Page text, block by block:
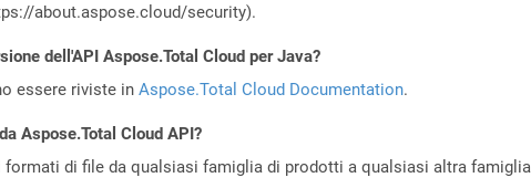
about.aspose.cloud/security).
dell'API Aspose.Total Cloud per Java?
essere riviste in Aspose.Total Cloud Documentation.
Aspose.Total Cloud API?
di file da qualsiasi famiglia di prodotti a qualsiasi altra famiglia